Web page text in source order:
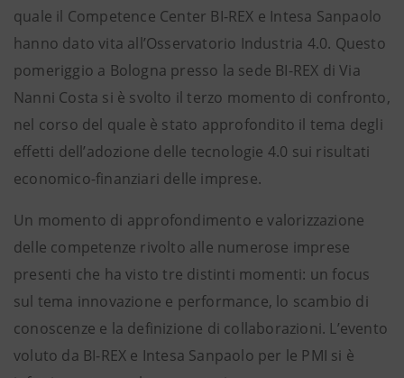
quale il Competence Center BI-REX e Intesa Sanpaolo
hanno dato vita all’Osservatorio Industria 4.0. Questo
pomeriggio a Bologna presso la sede BI-REX di Via
Nanni Costa si è svolto il terzo momento di confronto,
nel corso del quale è stato approfondito il tema degli
effetti dell’adozione delle tecnologie 4.0 sui risultati
economico-finanziari delle imprese.
Un momento di approfondimento e valorizzazione
delle competenze rivolto alle numerose imprese
presenti che ha visto tre distinti momenti: un focus
sul tema innovazione e performance, lo scambio di
conoscenze e la definizione di collaborazioni. L’evento
voluto da BI-REX e Intesa Sanpaolo per le PMI si è